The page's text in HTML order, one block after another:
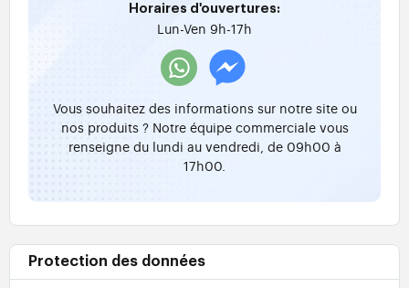
Horaires d'ouvertures:
Lun-Ven 9h-17h
Vous souhaitez des informations sur notre site ou
nos produits ? Notre équipe commerciale vous
renseigne du lundi au vendredi, de 09h00 à
17h00.
Protection des données